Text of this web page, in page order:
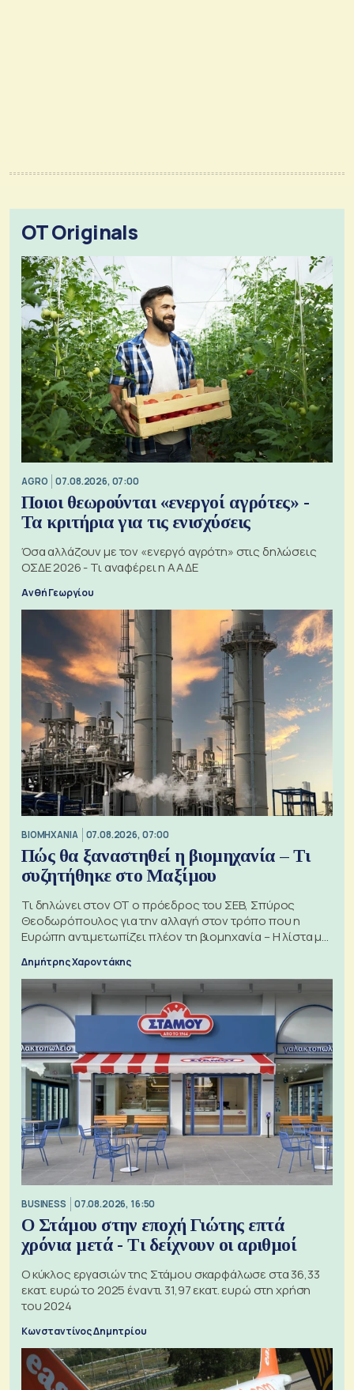
OT Originals
AGRO 07.08.2026, 07:00
Ποιοι θεωρούνται «ενεργοί αγρότες» -
Τα κριτήρια για τις ενισχύσεις
Όσα αλλάζουν με τον «ενεργό αγρότη» στις δηλώσεις
ΟΣΔΕ 2026 - Τι αναφέρει η ΑΑΔΕ
Ανθή Γεωργίου
ΒΙΟΜΗΧΑΝΙΑ 07.08.2026, 07:00
Πώς θα ξαναστηθεί η βιομηχανία – Τι
συζητήθηκε στο Μαξίμου
Τι δηλώνει στον ΟΤ ο πρόεδρος του ΣΕΒ, Σπύρος
Θεοδωρόπουλος για την αλλαγή στον τρόπο που η
Ευρώπη αντιμετωπίζει πλέον τη βιομηχανία – Η λίστα με
Δημήτρης Χαροντάκης
BUSINESS 07.08.2026, 16:50
Ο Στάμου στην εποχή Γιώτης επτά
χρόνια μετά - Τι δείχνουν οι αριθμοί
Ο κύκλος εργασιών της Στάμου σκαρφάλωσε στα 36,33
εκατ. ευρώ το 2025 έναντι 31,97 εκατ. ευρώ στη χρήση
του 2024
Κωνσταντίνος Δημητρίου